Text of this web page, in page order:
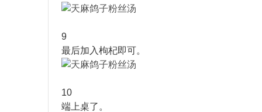
9
最后加入枸杞即可。
10
端上桌了。